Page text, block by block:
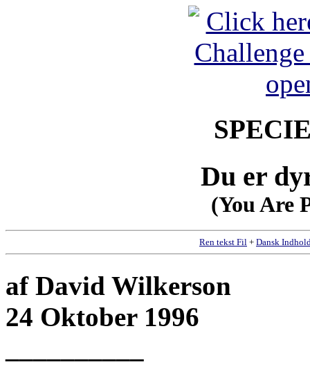
Du er
(You Are
Ren tekst Fil + Dansk
af David Wilkerson
24 Oktober 1996